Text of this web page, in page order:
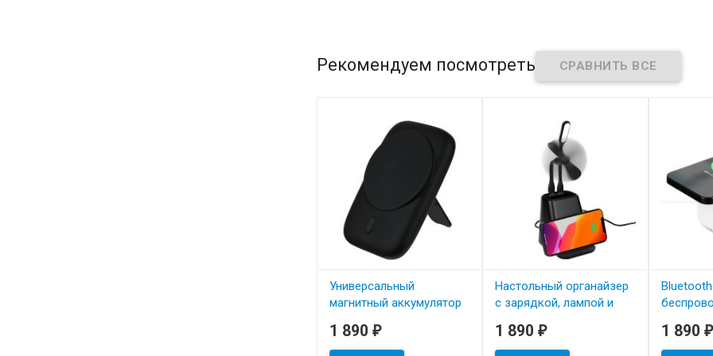
Рекомендуем посмотреть
Универсальный
магнитный аккумулятор
артикул: 23502.60
1 890 ₽
Настольный органайзер
с зарядкой, лампой и
powerTower
1 890₽
артикул:
1 890 ₽